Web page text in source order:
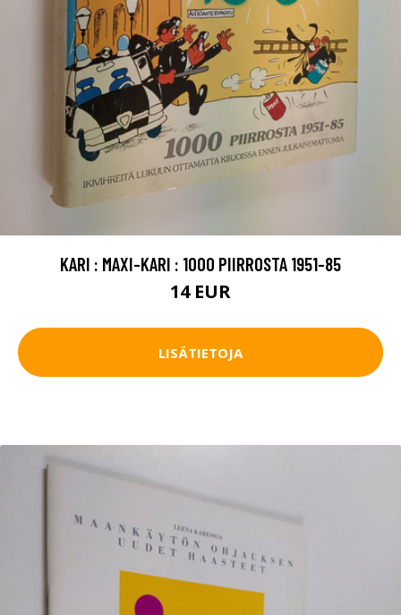
KARI : MAXI-KARI : 1000 PIIRROSTA 1951-85
14 EUR
LISÄTIETOJA